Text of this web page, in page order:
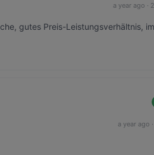
a year ago ·
gutes Preis-Leistungsverhältnis,
a year ago ·